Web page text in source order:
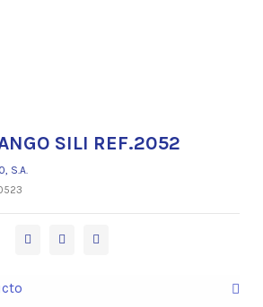
SILI REF.2052
S.A.